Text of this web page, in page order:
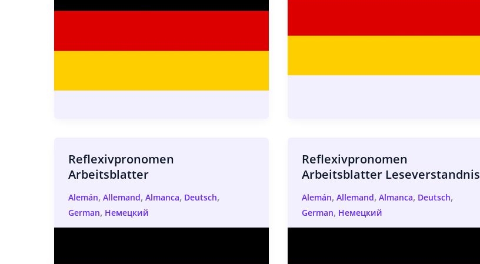
Reflexivpronomen
Arbeitsblatter
Alemán, Allemand, Almanca, Deutsch,
German, Немецкий
Reflexivpronomen
Arbeitsblatter Leseverstandnis
Alemán,Allemand,Almanca, Deutsch,
German, Немецкий